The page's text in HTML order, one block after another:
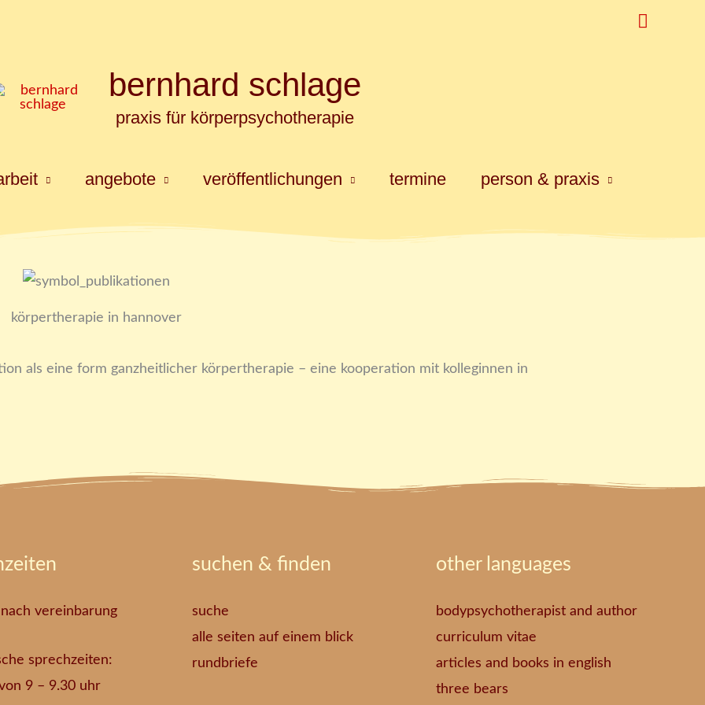
Suchen
bernhard schlage
praxis für körperpsychotherapie
angebote veröffentlichungen termine person & praxis
körpertherapie in hannover
als eine form ganzheitlicher körpertherapie – eine kooperation mit kolleginnen in
vereinbarung
sprechzeiten:
9 – 9.30 uhr
suchen & finden
suche
alle seiten auf einem blick
rundbriefe
other languages
bodypsychotherapist and author
curriculum vitae
articles and books in english
three bears